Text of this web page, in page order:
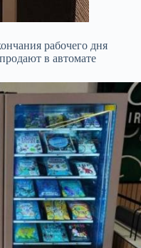
рабочего дня
в автомате